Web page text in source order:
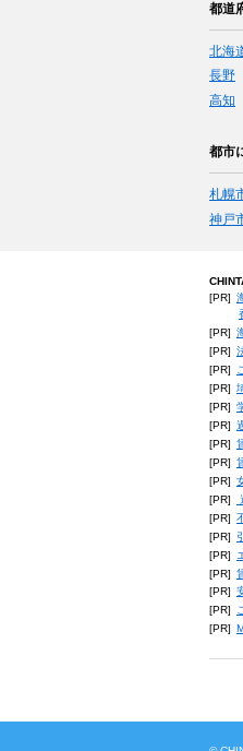
都道
北海
長野
高知
都市
札幌
神戸
[PR]
[PR]
[PR]
[PR]
[PR]
[PR]
[PR]
[PR]
[PR]
[PR]
[PR]
[PR]
[PR]
[PR]
[PR]
[PR]
[PR]
[PR]